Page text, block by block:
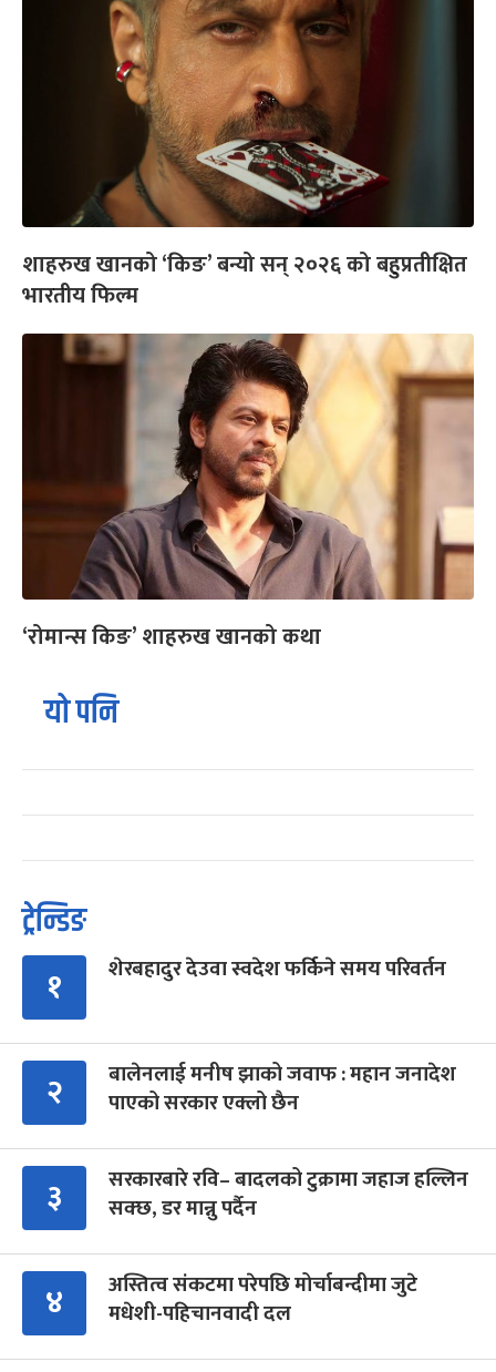
शाहरुख खानको ‘किङ’ बन्यो सन् २०२६ को बहुप्रतीक्षित
भारतीय फिल्म
‘रोमान्स किङ’ शाहरुख खानको कथा
यो पनि
ट्रेन्डिङ
१ शेरबहादुर देउवा स्वदेश फर्किने समय परिवर्तन
२
बालेनलाई मनीष झाको जवाफ : महान जनादेश
पाएको सरकार एक्लो छैन
३
सरकारबारे रवि– बादलको टुक्रामा जहाज हल्लिन
सक्छ, डर मान्नु पर्दैन
४
अस्तित्व संकटमा परेपछि मोर्चाबन्दीमा जुटे
मधेशी-पहिचानवादी दल